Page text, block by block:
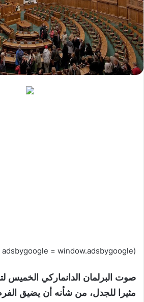
(adsbygoogle = window.adsbygoogle || []).push({});
صوت البرلمان الدانماركي الخميس
مثيرا للجدل، من شأنه أن يضيق